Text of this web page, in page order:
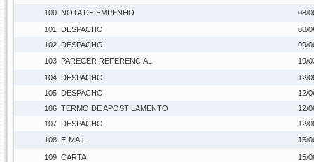
100 NOTA DE EMPENHO
08/
101
DESPACHO
08/
102 DESPACHO
09/
103 PARECER REFERENCIAL
19/
104 DESPACHO
12/
105 DESPACHO
12/
106 TERMO DE APOSTILAMENTO
12/
107 DESPACHO
12/
108 E-MAIL 15/
109 CARTA
15/